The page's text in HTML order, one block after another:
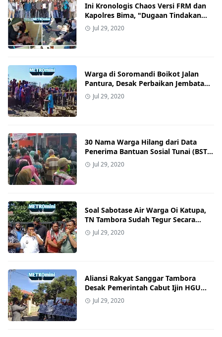
Ini Kronologis Chaos Versi FRM dan
Kapolres Bima, "Dugaan Tindakan
Represif Aparat Berujung Laporan ke
Polres Bima"
Jul 29, 2020
Warga di Soromandi Boikot Jalan
Pantura, Desak Perbaikan Jembatan
di Kananta
Jul 29, 2020
30 Nama Warga Hilang dari Data
Penerima Bantuan Sosial Tunai (BST)
Tahap lll
Jul 29, 2020
Soal Sabotase Air Warga Oi Katupa,
TN Tambora Sudah Tegur Secara
Lisan dan Tertulis PT. SAKP
Jul 29, 2020
Aliansi Rakyat Sanggar Tambora
Desak Pemerintah Cabut Ijin HGU
PT.SAKP
Jul 29, 2020